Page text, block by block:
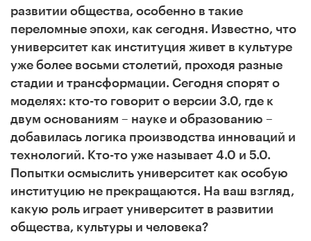
развитии общества, особенно в такие
переломные эпохи, как сегодня. Известно, что
университет как институция живет в культуре
уже более восьми столетий, проходя разные
стадии и трансформации. Сегодня спорят о
моделях: кто-то говорит о версии 3.0, где к
двум основаниям – науке и образованию –
добавилась логика производства инноваций и
технологий. Кто-то уже называет 4.0 и 5.0.
Попытки осмыслить университет как особую
институцию не прекращаются. На ваш взгляд,
какую роль играет университет в развитии
общества, культуры и человека?